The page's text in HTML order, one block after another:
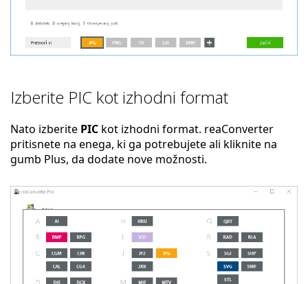
Izberite PIC kot izhodni format
Nato izberite PIC kot izhodni format. reaConverter
pritisnete na enega, ki ga potrebujete ali kliknite na
gumb Plus, da dodate nove možnosti.